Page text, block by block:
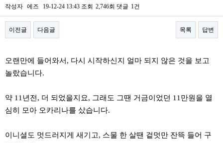
작성자 에즈 19-12-24 13:43 조회 2,746회 댓글 1건
이전글 다음글 목록 답변
오랜만에 들어와서, 다시 시작하신지 얼마 되지 않은 것을 보고
놀랐습니다.
약 11년전, 더 되었을지요, 그래도 그땐 거금이었던 11만원을 열
심히 모아 오카리나를 샀습니다.
이니셜도 멋드러지게 새기고, 스물 한 살땐 겉멋만 잔뜩 들어 구